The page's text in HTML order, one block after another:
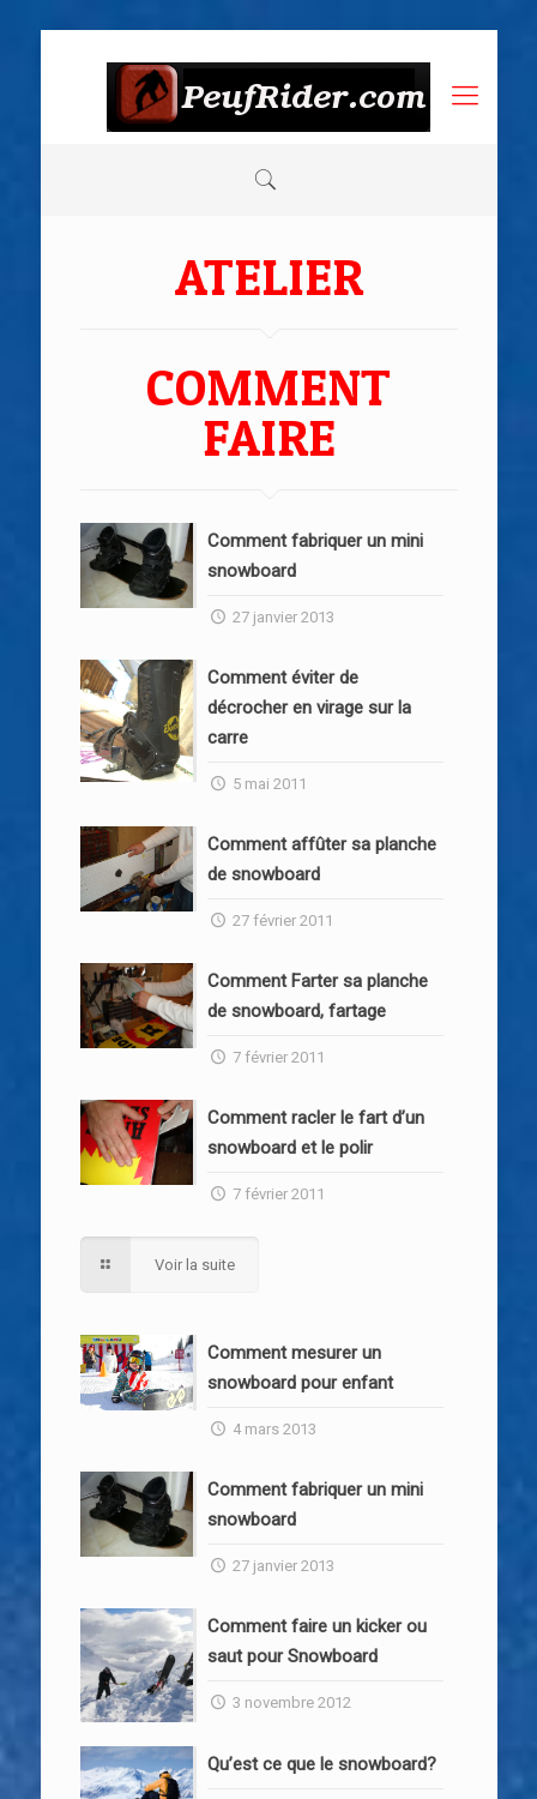
ATELIER
COMMENT
FAIRE
Comment fabriquer un mini
snowboard
27 janvier 2013
Comment éviter de
décrocher en virage sur la
carre
5 mai 2011
Comment affûter sa planche
de snowboard
27 février 2011
Comment Farter sa planche
de snowboard, fartage
7 février 2011
Comment racler le fart d’un
snowboard et le polir
7 février 2011
Voir la suite
Comment mesurer un
snowboard pour enfant
4 mars 2013
Comment fabriquer un mini
snowboard
27 janvier 2013
Comment faire un kicker ou
saut pour Snowboard
3 novembre 2012
Qu’est ce que le snowboard?